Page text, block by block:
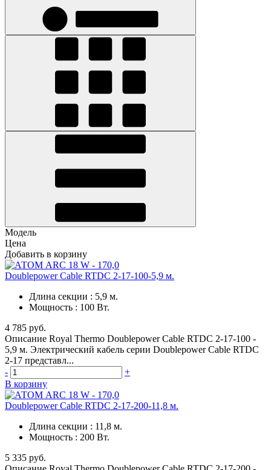
Модель
Цена
Добавить в корзину
Doublepower Cable RTDC 2-17-100-5,9 м.
Длина секции : 5,9 м.
Мощность : 100 Вт.
4 785 руб.
Описание Royal Thermo Doublepower Cable RTDC 2-17-100 -
5,9 м. Электрический кабель серии Doublepower Cable RTDC
2-17 представл...
-
+
В корзину
Doublepower Cable RTDC 2-17-200-11,8 м.
Длина секции : 11,8 м.
Мощность : 200 Вт.
5 335 руб.